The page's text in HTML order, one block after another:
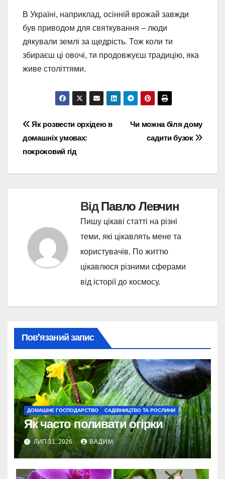
В Україні, наприклад, осінній врожай завжди
був приводом для святкування – люди
дякували землі за щедрість. Тож коли ти
збираєш ці овочі, ти продовжуєш традицію, яка
живе століттями.
Навігація
записів
Чи можна біля дому
садити бузок
Як розвести орхідею в
домашніх умовах:
покроковий гід
ВідПавло Левчин
Пишу цікаві статті на різні
теми, які цікавлять мене та
користувачів. По життю
цікавлюся різними сферами
від історії до космосу.
Пов’язаний запис
ДОМАШНЄ ГОСПОДАРСТВО САДІВНИЦТВО ТА РОСЛИНИ
Як часто поливати огірки
ЛИП 31, 2026 ВАДИМ